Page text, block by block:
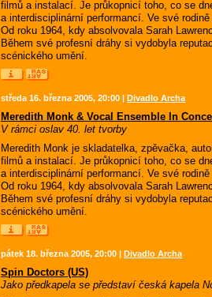
filmů a instalací. Je průkopnicí toho, co se
a interdisciplinární performancí. Ve své
Od roku 1964, kdy absolvovala Sarah
Během své profesní dráhy si vydobyla
scénického umění.
středa 16. března 2005, 20:00 | Divadlo Archa
Meredith Monk & Vocal Ensemble In
V rámci oslav 40. let tvorby
Meredith Monk je skladatelka, zpěvačka,
filmů a instalací. Je průkopnicí toho, co se
a interdisciplinární performancí. Ve své
Od roku 1964, kdy absolvovala Sarah
Během své profesní dráhy si vydobyla
scénického umění.
pátek 18. března 2005, 20:00 | Divadlo Archa
Spin Doctors (US)
Jako předkapela se představí česká kapela